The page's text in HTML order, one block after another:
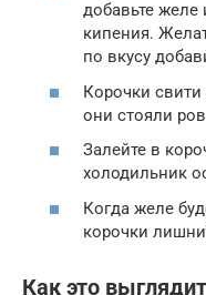
добавьте желе
кипения.
по вкусу
Корочки
они стояли
Залейте в
холодильник
Когда желе
корочки
Как это выглядит